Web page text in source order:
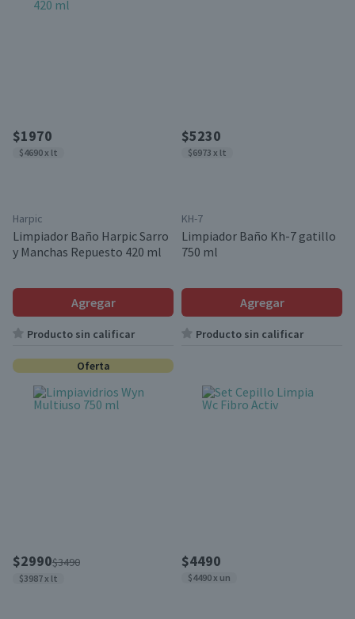
$1970
$4690 x lt
Harpic
Limpiador Baño Harpic Sarro
y Manchas Repuesto 420 ml
Agregar
Producto sin calificar
$5230
$6973 x lt
KH-7
Limpiador Baño Kh-7 gatillo
750 ml
Agregar
Producto sin calificar
Oferta
$2990$3490
$3987 x lt
$4490
$4490 x un